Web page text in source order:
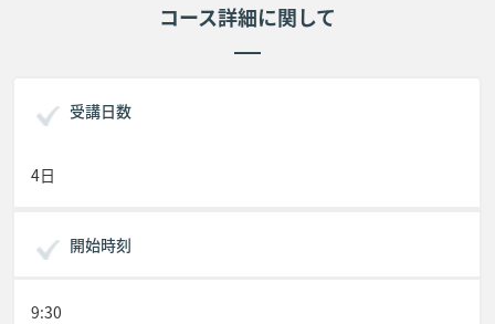
コース詳細に関して
受講日数
4日
開始時刻
9:30